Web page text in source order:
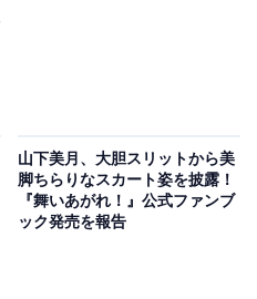
山下美月、大胆スリットから美
脚ちらりなスカート姿を披露！
『舞いあがれ！』公式ファンブ
ック発売を報告